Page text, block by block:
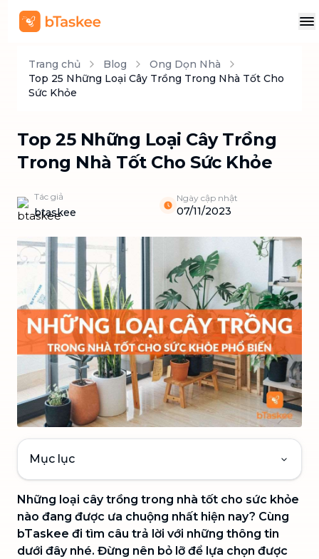
Trang chủ Blog
Ong Dọn Nhà
Top 25 Những Loại Cây Trồng Trong Nhà Tốt Cho
Sức Khỏe
Top 25 Những Loại Cây Trồng
Trong Nhà Tốt Cho Sức Khỏe
Tác giả
btaskee
Ngày cập nhật
07/11/2023
Mục lục
Những loại cây trồng trong nhà tốt cho sức khỏe
nào đang được ưa chuộng nhất hiện nay? Cùng
bTaskee đi tìm câu trả lời với những thông tin
dưới đây nhé. Đừng nên bỏ lỡ để lựa chọn được